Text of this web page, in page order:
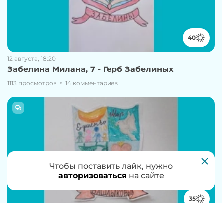
40
12 августа, 18:20
Забелина Милана, 7 - Герб Забелиных
1113 просмотров 14 комментариев
35
Чтобы проголосовать за работу, нужно
авторизоваться на сайте
Чтобы поставить лайк, нужно
авторизоваться на сайте